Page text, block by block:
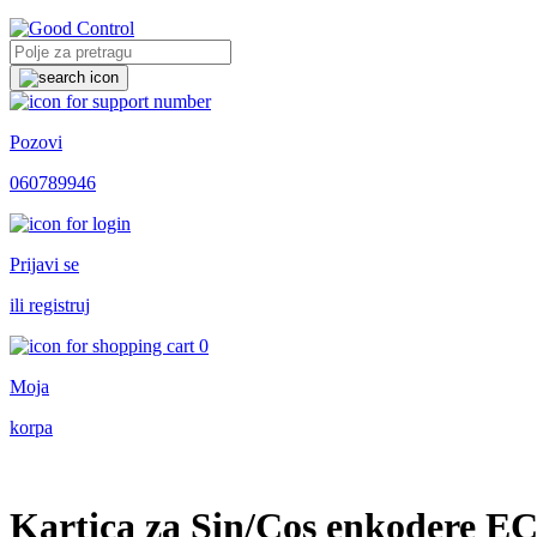
Pozovi
060789946
Prijavi se
ili registruj
0
Moja
korpa
Kartica za Sin/Cos enkodere